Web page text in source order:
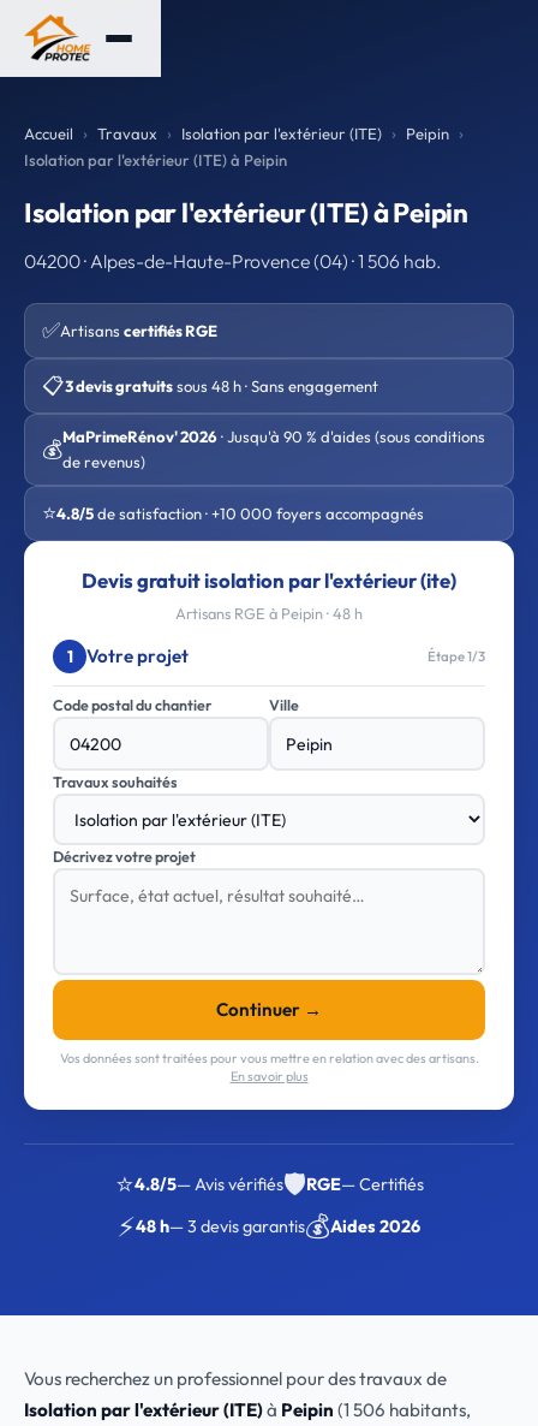
Accueil Travaux Isolation par l'extérieur (ITE)
Peipin
Isolation par l'extérieur (ITE) à Peipin
Isolation par l'extérieur (ITE) à Peipin
04200 · Alpes-de-Haute-Provence (04) · 1 506 hab.
✅Artisans certifiés RGE
📋3 devis gratuitssous 48 h · Sans engagement
💰MaPrimeRénov' 2026· Jusqu'à 90 % d'aides (sous conditions
de revenus)
⭐4.8/5de satisfaction · +10 000 foyers accompagnés
Devis gratuit isolation par l'extérieur (ite)
Artisans RGE à Peipin · 48 h
1 Votre projet Étape 1/3
Code postal du chantier Ville
Travaux souhaités
Décrivez votre projet
Continuer →
Vos données sont traitées pour vous mettre en relation avec des artisans.
En savoir plus
⭐4.8/5— Avis vérifiés🛡️RGE— Certifiés
⚡48 h— 3 devis garantis💰Aides 2026
Vous recherchez un professionnel pour des travaux de
Isolation par l'extérieur (ITE)à Peipin (1 506 habitants,